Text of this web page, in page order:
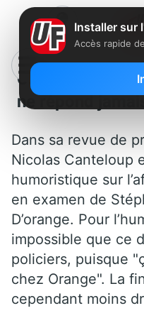
Clin d’œil :
ne répond
Dans sa revue de
Nicolas Canteloup
humoristique sur
en examen de
D’orange. Pour
impossible que ce
policiers, puisque
chez Orange". La
cependant moins
Installer sur
Accès rapide